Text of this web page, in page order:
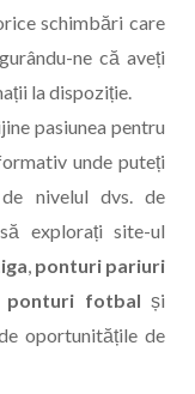
schimbări care
ne că aveți
la dispoziție.
pasiunea pentru
unde puteți
nivelul dvs. de
explorați site-ul
, ponturi pariuri
ponturi fotbal și
oportunitățile de